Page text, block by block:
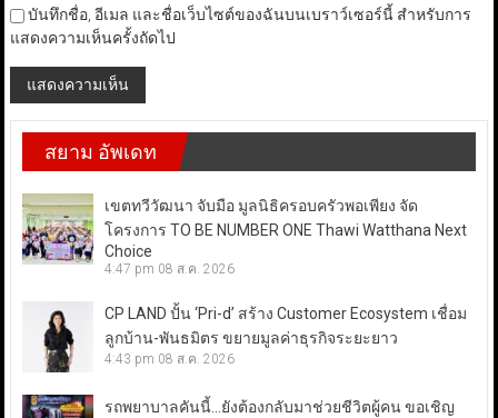
บันทึกชื่อ, อีเมล และชื่อเว็บไซต์ของฉันบนเบราว์เซอร์นี้ สำหรับการ
แสดงความเห็นครั้งถัดไป
สยาม อัพเดท
เขตทวีวัฒนา จับมือ มูลนิธิครอบครัวพอเพียง จัด
โครงการ TO BE NUMBER ONE Thawi Watthana Next
Choice
4:47 pm 08 ส.ค. 2026
CP LAND ปั้น ‘Pri-d’ สร้าง Customer Ecosystem เชื่อม
ลูกบ้าน-พันธมิตร ขยายมูลค่าธุรกิจระยะยาว
4:43 pm 08 ส.ค. 2026
รถพยาบาลคันนี้…ยังต้องกลับมาช่วยชีวิตผู้คน ขอเชิญ